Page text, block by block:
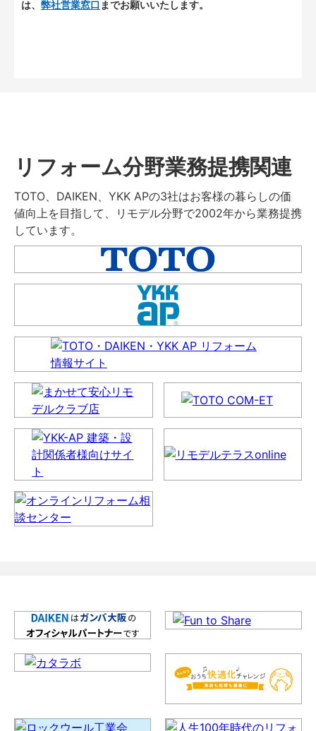
は、 弊社営業窓口 までお願いいたします。
リフォーム分野業務提携関連
TOTO、DAIKEN、YKK APの3社はお客様の暮らしの価
値向上を目指して、リモデル分野で2002年から業務提携
しています。